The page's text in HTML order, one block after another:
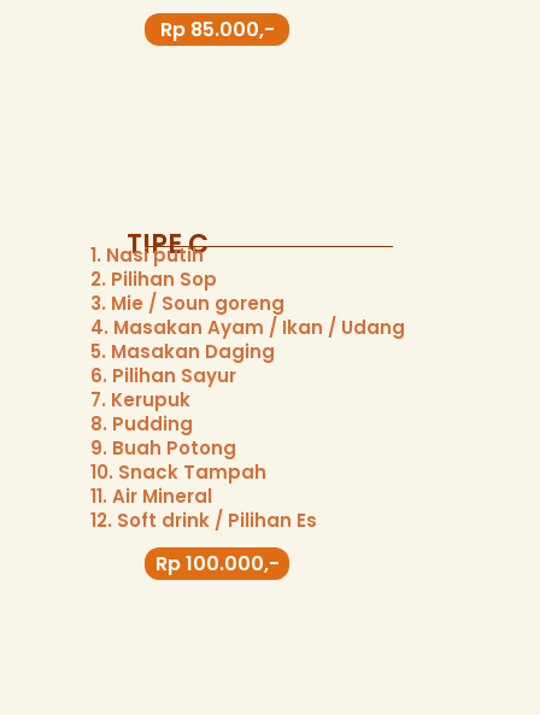
Rp 85.000,-
TIPE C
1. Nasi putih
2. Pilihan Sop
3. Mie / Soun goreng
4. Masakan Ayam / Ikan / Udang
5. Masakan Daging
6. Pilihan Sayur
7. Kerupuk
8. Pudding
9. Buah Potong
10. Snack Tampah
11. Air Mineral
12. Soft drink / Pilihan Es
Rp 100.000,-